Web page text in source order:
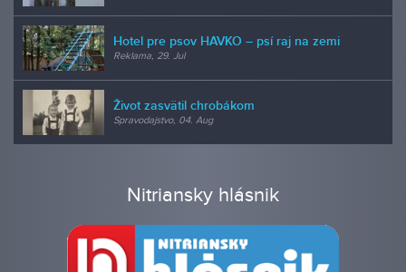
Hotel pre psov HAVKO – psí raj na zemi
Reklama, 29. Jul
Život zasvätil chrobákom
Spravodajstvo, 04. Aug
Nitriansky hlásnik